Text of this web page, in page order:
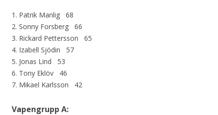
1. Patrik Manlig 68
2. Sonny Forsberg 66
3. Rickard Pettersson 65
4. Izabell Sjödin 57
5. Jonas Lind 53
6. Tony Eklöv 46
7. Mikael Karlsson 42
Vapengrupp A: